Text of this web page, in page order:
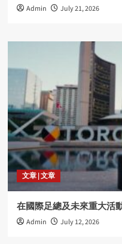
Admin July 21, 2026
文章 | 文章
在國際足總及未來重大活
Admin July 12, 2026